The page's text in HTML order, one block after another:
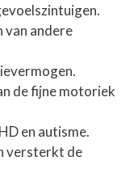
van andere
de fijne motoriek
en autisme.
versterkt de